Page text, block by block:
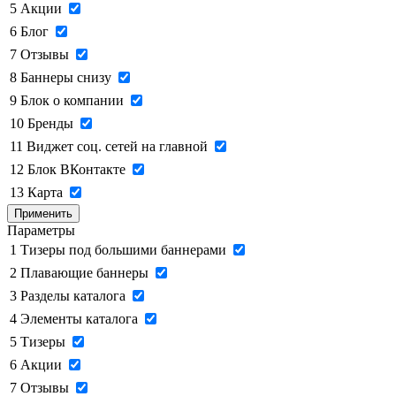
5 Акции
6 Блог
7 Отзывы
8 Баннеры снизу
9 Блок о компании
10 Бренды
11 Виджет соц. сетей на главной
12 Блок ВКонтакте
13 Карта
Применить
Параметры
1 Тизеры под большими баннерами
2 Плавающие баннеры
3 Разделы каталога
4 Элементы каталога
5 Тизеры
6 Акции
7 Отзывы